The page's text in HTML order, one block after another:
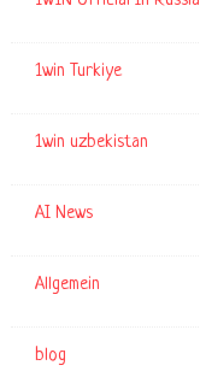
1win Turkiye
1win uzbekistan
AI News
Allgemein
blog